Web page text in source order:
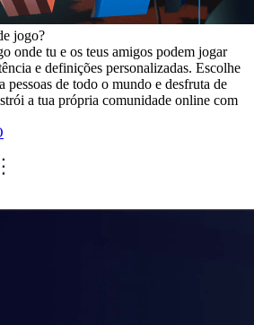
jogo?
onde tu e os teus amigos podem jogar
e definições personalizadas. Escolhe
pessoas de todo o mundo e desfruta de
a tua própria comunidade online com